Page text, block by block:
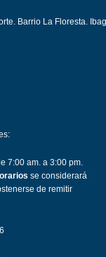
Barrio La Floresta.
7:00 am. a 3:00 pm.
se considerará
de remitir